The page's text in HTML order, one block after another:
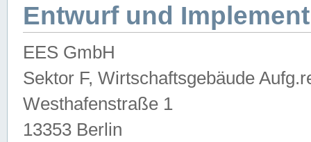
Entwurf und
EES GmbH
Sektor F, Wirtschaftsgebäude
Westhafenstraße 1
13353 Berlin